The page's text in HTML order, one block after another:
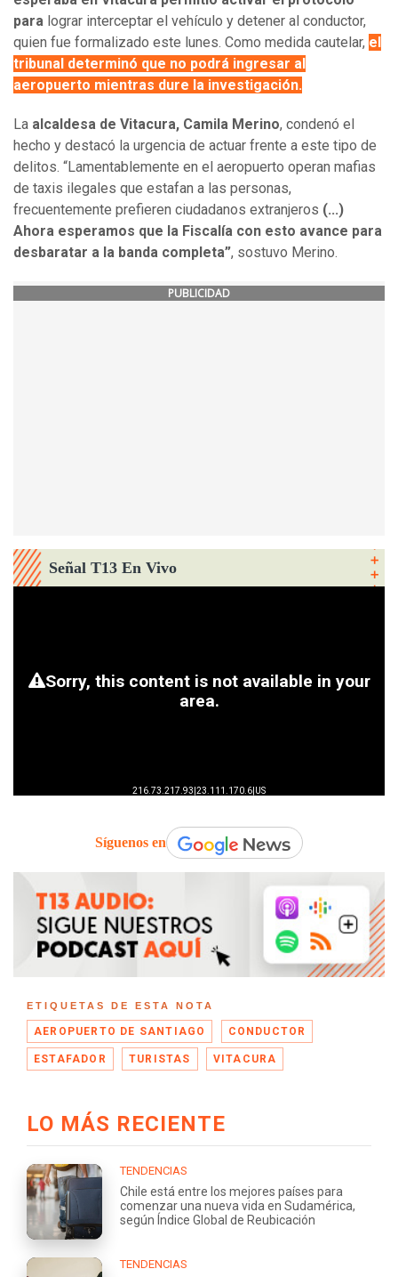
para lograr interceptar el vehículo y detener al conductor,
quien fue formalizado este lunes. Como medida cautelar, el
tribunal determinó que no podrá ingresar al
aeropuerto mientras dure la investigación.
La alcaldesa de Vitacura, Camila Merino, condenó el
hecho y destacó la urgencia de actuar frente a este tipo de
delitos. “Lamentablemente en el aeropuerto operan mafias
de taxis ilegales que estafan a las personas,
frecuentemente prefieren ciudadanos extranjeros (...)
Ahora esperamos que la Fiscalía con esto avance para
desbaratar a la banda completa”, sostuvo Merino.
PUBLICIDAD
Señal T13 En Vivo
Síguenos en
ETIQUETAS DE ESTA NOTA
AEROPUERTO DE SANTIAGO CONDUCTOR
ESTAFADOR TURISTAS VITACURA
LO MÁS RECIENTE
TENDENCIAS
Chile está entre los mejores países para
comenzar una nueva vida en Sudamérica,
según Índice Global de Reubicación
TENDENCIAS